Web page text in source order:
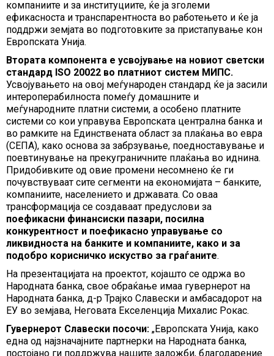
компаниите и за институциите, ќе ја зголеми
ефикасноста и транспарентноста во работењето и ќе ја
поддржи земјата во подготовките за пристапување кон
Европската Унија.
Втората компонента е усвојување на новиот светски
стандард ISO 20022 во платниот систем МИПС.
Усвојувањето на овој меѓународен стандард ќе ја засили
интероперабилноста помеѓу домашните и
меѓународните платни системи, а особено платните
системи со кои управува Европската централна банка и
во рамките на Единствената област за плаќања во евра
(СЕПА), како основа за забрзување, поедноставување и
поевтинување на прекуграничните плаќања во иднина.
Придобивките од овие промени несомнено ќе ги
почувствуваат сите сегменти на економијата – банките,
компаниите, населението и државата. Со оваа
трансформација се создаваат предуслови за
поефикасни финансиски пазари, посилна
конкурентност и поефикасно управување со
ликвидноста на банките и компаниите, како и за
подобро корисничко искуство за граѓаните.
На презентацијата на проектот, којашто се одржа во
Народната банка, свое обраќање имаа гувернерот на
Народната банка, д-р Трајко Славески и амбасадорот на
ЕУ во земјава, Неговата Екселенција Михалис Рокас.
Гувернерот Славески посочи: „Европската Унија, како
една од најзначајните партнерки на Народната банка,
постојано ги поддржува нашите заложби, благодарение